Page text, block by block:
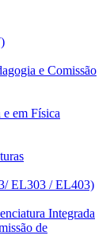
e Comissão
em Física
EL303 / EL403)
Integrada
de